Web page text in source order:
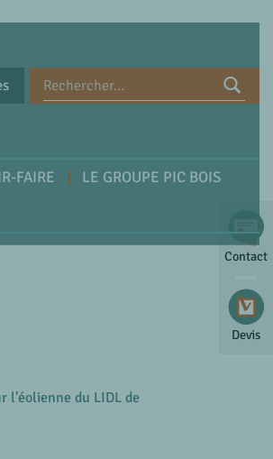
Contact
Devis
FAIRE
LE GROUPE PIC BOIS
l'éolienne du LIDL de